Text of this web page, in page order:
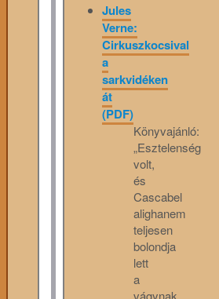
Jules
Verne:
Cirkuszkocsival
a
sarkvidéken
át
(PDF)
Könyvajánló:
„Esztelenség
volt,
és
Cascabel
alighanem
teljesen
bolondja
lett
a
vágynak,